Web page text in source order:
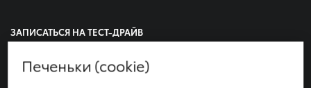
ЗАПИСАТЬСЯ НА ТЕСТ-ДРАЙВ
ЗАПИСАТЬСЯ НА СЕРВИС
Печеньки (cookie)